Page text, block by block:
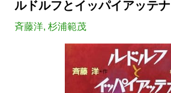
ルドルフとイッパイアッテナ
斉藤洋, 杉浦範茂